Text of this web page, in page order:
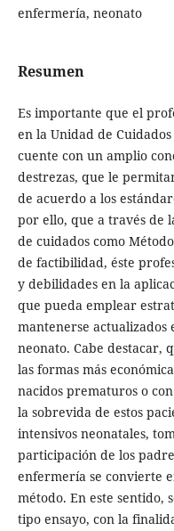
enfermería, neonato
Resumen
Es importante que el
en la Unidad de
cuente con un amplio
destrezas, que le
de acuerdo a los
por ello, que a través de
de cuidados como
de factibilidad, éste
y debilidades en la
que pueda emplear
mantenerse actualizados
neonato. Cabe destacar,
las formas más
nacidos prematuros o
la sobrevida de estos
intensivos neonatales,
participación de los
enfermería se convierte
método. En este sentido,
tipo ensayo, con la